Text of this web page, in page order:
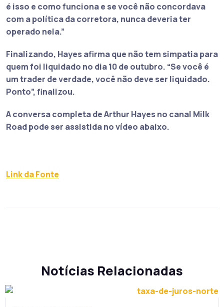
é isso e como funciona e se você não concordava
com a política da corretora, nunca deveria ter
operado nela.”
Finalizando, Hayes afirma que não tem simpatia para
quem foi liquidado no dia 10 de outubro. “Se você é
um trader de verdade, você não deve ser liquidado.
Ponto”, finalizou.
A conversa completa de Arthur Hayes no canal Milk
Road pode ser assistida no vídeo abaixo.
Link da Fonte
Notícias Relacionadas